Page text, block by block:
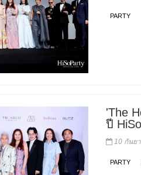
PARTY
'The
ปี
10 กันย
PARTY